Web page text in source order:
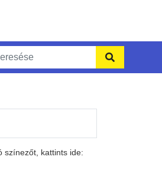
színezőt, kattints ide: